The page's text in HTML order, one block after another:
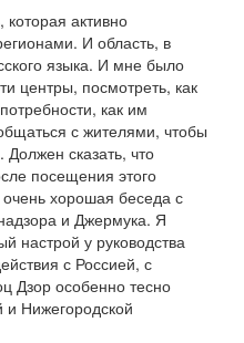
активно
И область, в
языка. И мне было
центры, посмотреть, как
как им
с жителями, чтобы
Должен сказать, что
посещения этого
хорошая беседа с
и Джермука. Я
настрой у руководства
с Россией, с
Дзор особенно тесно
и Нижегородской